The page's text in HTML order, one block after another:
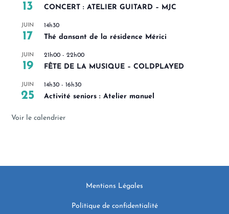
13 CONCERT : ATELIER GUITARD – MJC
JUIN
17
14h30
Thé dansant de la résidence Mérici
JUIN
19
21h00 -22h00
FÊTE DE LA MUSIQUE – COLDPLAYED
JUIN
25
14h30 -16h30
Activité seniors : Atelier manuel
Voir le calendrier
Mentions Légales
Politique de confidentialité